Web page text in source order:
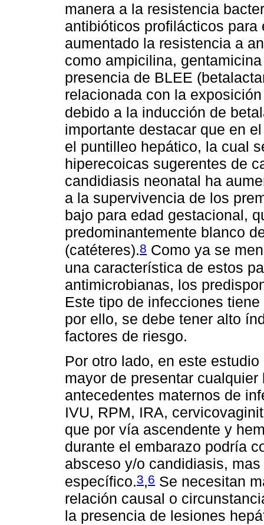
manera a la resistencia
antibióticos profilácticos
aumentado la resistencia a
como ampicilina,
presencia de BLEE
relacionada con la
debido a la inducción de
importante destacar que en
el puntilleo hepático, la cual
hiperecoicas sugerentes de
candidiasis neonatal ha
a la supervivencia de los
bajo para edad gestacional,
predominantemente blanco
(catéteres).8 Como ya se
una característica de estos
antimicrobianas, los
Este tipo de infecciones
por ello, se debe tener alto
factores de riesgo.
Por otro lado, en este
mayor de presentar
antecedentes maternos de
IVU, RPM, IRA,
que por vía ascendente y
durante el embarazo podría
absceso y/o candidiasis,
específico.3,6 Se necesitan
relación causal o
la presencia de lesiones